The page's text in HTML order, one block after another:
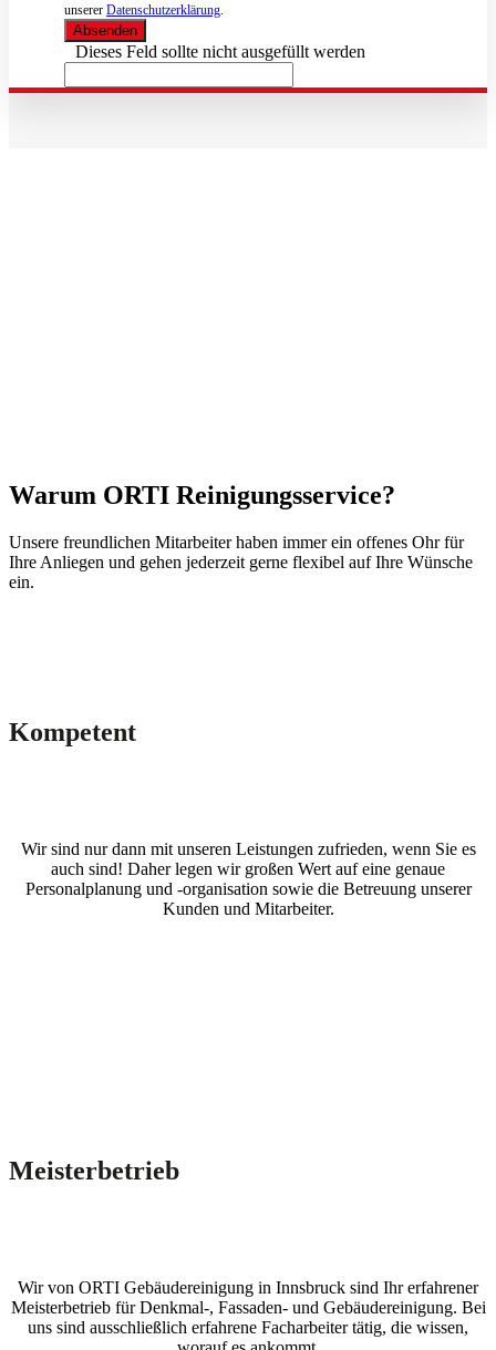
unserer Datenschutzerklärung.
Absenden
Dieses Feld sollte nicht ausgefüllt werden
Warum ORTI Reinigungsservice?
Unsere freundlichen Mitarbeiter haben immer ein offenes Ohr für
Ihre Anliegen und gehen jederzeit gerne flexibel auf Ihre Wünsche
ein.
Kompetent
Wir sind nur dann mit unseren Leistungen zufrieden, wenn Sie es
auch sind! Daher legen wir großen Wert auf eine genaue
Personalplanung und -organisation sowie die Betreuung unserer
Kunden und Mitarbeiter.
Meisterbetrieb
Wir von ORTI Gebäudereinigung in Innsbruck sind Ihr erfahrener
Meisterbetrieb für Denkmal-, Fassaden- und Gebäudereinigung. Bei
uns sind ausschließlich erfahrene Facharbeiter tätig, die wissen,